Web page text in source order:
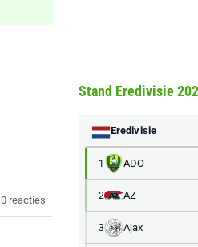
0 reacties
Stand Eredivisie
Eredivisie
1 ADO
2 AZ
3 Ajax